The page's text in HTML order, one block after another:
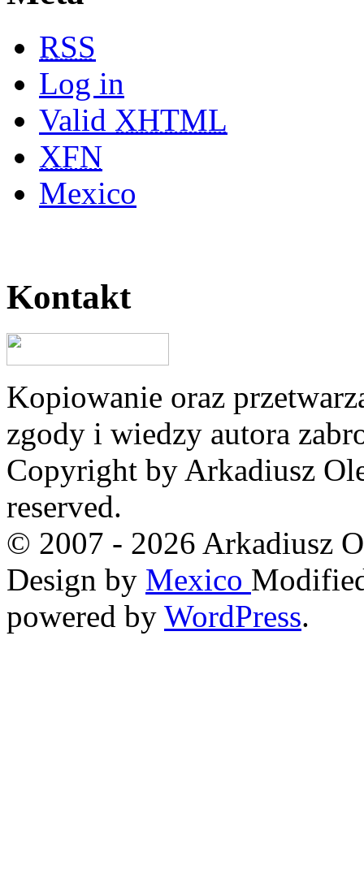
RSS
Log in
Valid XHTML
XFN
Mexico
Kontakt
Kopiowanie oraz
zgody i wiedzy autora
Copyright by Arkadiusz
reserved.
© 2007 - 2026 Arkadiusz
Design by Mexico
powered by WordPress.